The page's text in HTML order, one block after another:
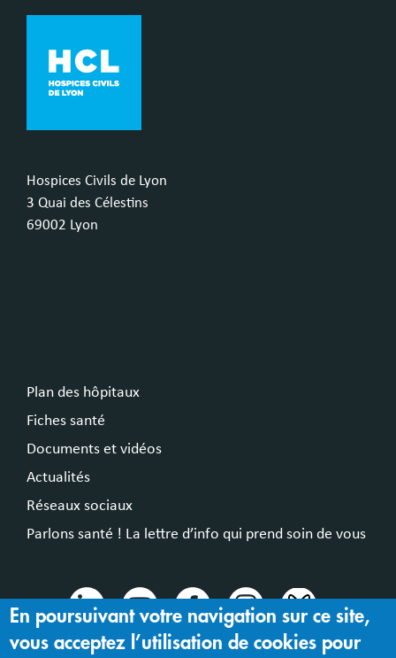
Hospices Civils de Lyon
3 Quai des Célestins
69002 Lyon
Plan des hôpitaux
Fiches santé
Documents et vidéos
Actualités
Réseaux sociaux
Parlons santé ! La lettre d’info qui prend soin de vous
En poursuivant votre navigation sur ce site,
vous acceptez l’utilisation de cookies pour